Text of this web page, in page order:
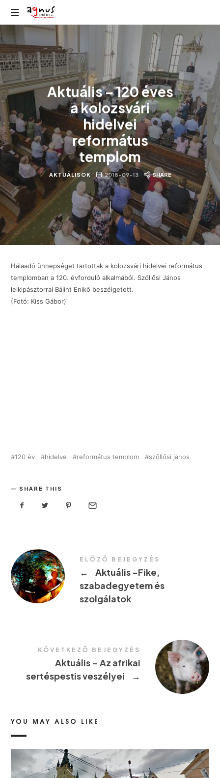
Agnus
Kolozsvár
közösségi
rádiója
Aktuális – 120 éves
a kolozsvári
hidelvei
református
templom
AKTUÁLISOK 2018-09-13 SHARE
Hálaadó ünnepséget tartottak a kolozsvári hidelvei református
templomban a 120. évforduló alkalmából. Szöllősi János
lelkipásztorral Bálint Enikő beszélgetett.
(Fotó: Kiss Gábor)
120 év hidelve református templom szőllősi jános
SHARE THIS
ELŐZŐ BEJEGYZÉS
←
Aktuális -Fike,
szabadegyetem és
szolgálatok
KÖVETKEZŐ BEJEGYZÉS
Aktuális – Az afrikai
sertéspestis veszélyei
→
YOU MAY ALSO LIKE